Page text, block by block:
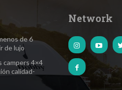
de 6
de lujo
campers 4×4
calidad-
Network